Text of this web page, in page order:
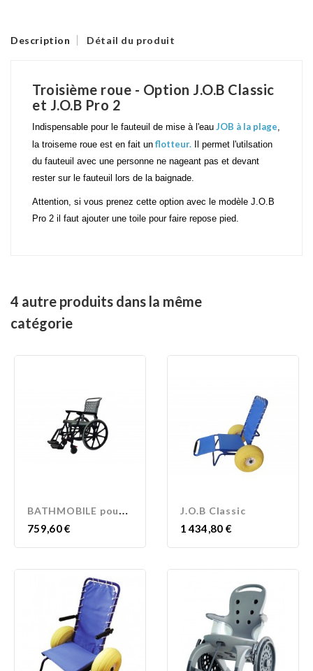
Description Détail du produit
Troisième roue - Option J.O.B Classic
et J.O.B Pro 2
Indispensable pour le fauteuil de mise à l'eau JOB à la plage
la troiseme roue est en fait un flotteur. Il permet l'utilsation
du fauteuil avec une personne ne nageant pas et devant
rester sur le fauteuil lors de la baignade.
Attention, si vous prenez cette option avec le modèle J.O.B
Pro 2 il faut ajouter une toile pour faire repose pied.
4 autre produits dans la même
catégorie
B
ATHMOBILE pour piscine
Prix
759,60 €
J.O.B Classic
Prix
1 434,80 €